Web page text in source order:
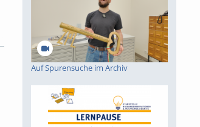
Auf Spurensuche im Archiv